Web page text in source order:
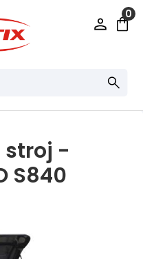
0
stroj -
S840